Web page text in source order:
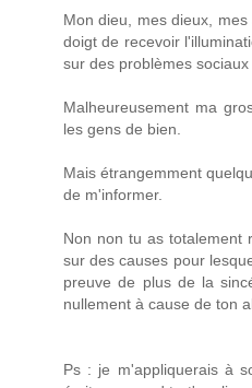
Mon dieu, mes dieux,
doigt de recevoir
sur des problèmes
Malheureusement ma
les gens de bien.
Mais étrangemment
de m'informer.
Non non tu as totalement
sur des causes pour
preuve de plus de la
nullement à cause de ton
Ps : je m'appliquerais à